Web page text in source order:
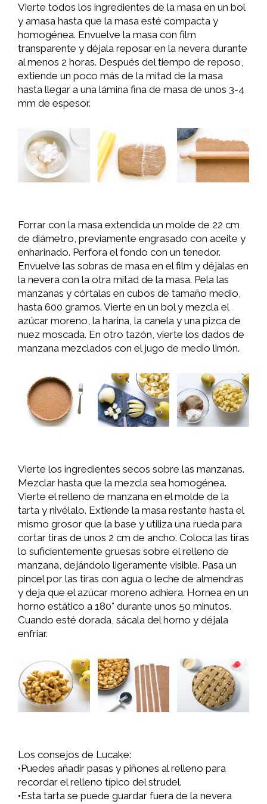
Vierte todos los ingredientes de la masa en un bol
y amasa hasta que la masa esté compacta y
homogénea. Envuelve la masa con film
transparente y déjala reposar en la nevera durante
al menos 2 horas. Después del tiempo de reposo,
extiende un poco más de la mitad de la masa
hasta llegar a una lámina fina de masa de unos 3-4
mm de espesor.
Forrar con la masa extendida un molde de 22 cm
de diámetro, previamente engrasado con aceite y
enharinado. Perfora el fondo con un tenedor.
Envuelve las sobras de masa en el film y déjalas en
la nevera con la otra mitad de la masa. Pela las
manzanas y córtalas en cubos de tamaño medio,
hasta 600 gramos. Vierte en un bol y mezcla el
azúcar moreno, la harina, la canela y una pizca de
nuez moscada. En otro tazón, vierte los dados de
manzana mezclados con el jugo de medio limón.
Vierte los ingredientes secos sobre las manzanas.
Mezclar hasta que la mezcla sea homogénea.
Vierte el relleno de manzana en el molde de la
tarta y nivélalo. Extiende la masa restante hasta el
mismo grosor que la base y utiliza una rueda para
cortar tiras de unos 2 cm de ancho. Coloca las tiras
lo suficientemente gruesas sobre el relleno de
manzana, dejándolo ligeramente visible. Pasa un
pincel por las tiras con agua o leche de almendras
y deja que el azúcar moreno adhiera. Hornea en un
horno estático a 180° durante unos 50 minutos.
Cuando esté dorada, sácala del horno y déjala
enfriar.
Los consejos de Lucake:
•Puedes añadir pasas y piñones al relleno para
recordar el relleno típico del strudel.
•Esta tarta se puede guardar fuera de la nevera